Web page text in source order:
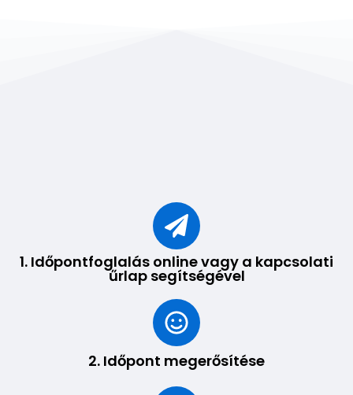
1. Időpontfoglalás online vagy a kapcsolati
űrlap segítségével
2. Időpont megerősítése